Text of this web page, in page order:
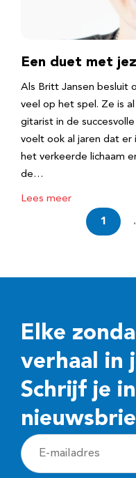
Een duet met
Als Britt Jansen besluit
veel op het spel. Ze is
gitarist in de
voelt ook al jaren dat
het verkeerde lichaam
de…
Lees meer
1
Elke
verhaal in
Schrijf je
E
-